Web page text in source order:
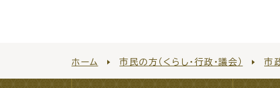
ホーム 市民の方（くらし・行政・議会） 市